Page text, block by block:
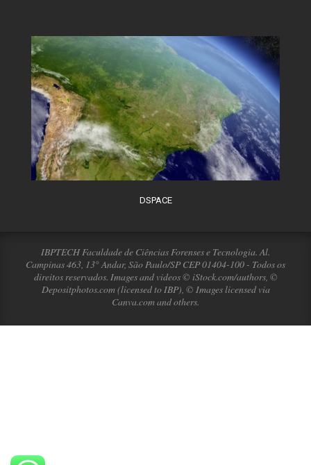
DSPACE
IBPTECH Faculdade de Ciências Forenses e Tecnologia. Al.
Campinas 463, 13° Andar, São Paulo/SP CEP 01404-100 - Todos os
direitos reservados. Images and videos © iStock.com/authors, ©
Depositphotos.com (licensed to IBP), © Images licensed via
Canva.com and others.